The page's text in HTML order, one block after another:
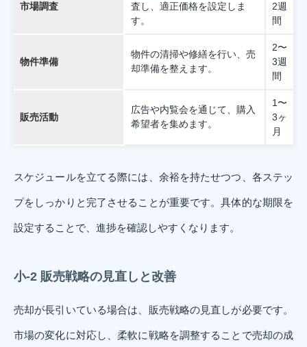
市場調査
査し、適正価格を設定しま
す。
2週
間
物件準備
物件の清掃や修繕を行い、売
却準備を整えます。
2〜
3週
間
販売活動
広告や内覧会を通じて、購入
希望者を集めます。
1〜
3ヶ
月
スケジュールを立てる際には、余裕を持たせつつ、各ステッ
プをしっかりと完了させることが重要です。具体的な期限を
設定することで、進捗を確認しやすくなります。
小-2 販売戦略の見直しと改善
売却が長引いている場合は、販売戦略の見直しが必要です。
市場の変化に対応し、柔軟に戦略を調整することで売却の成